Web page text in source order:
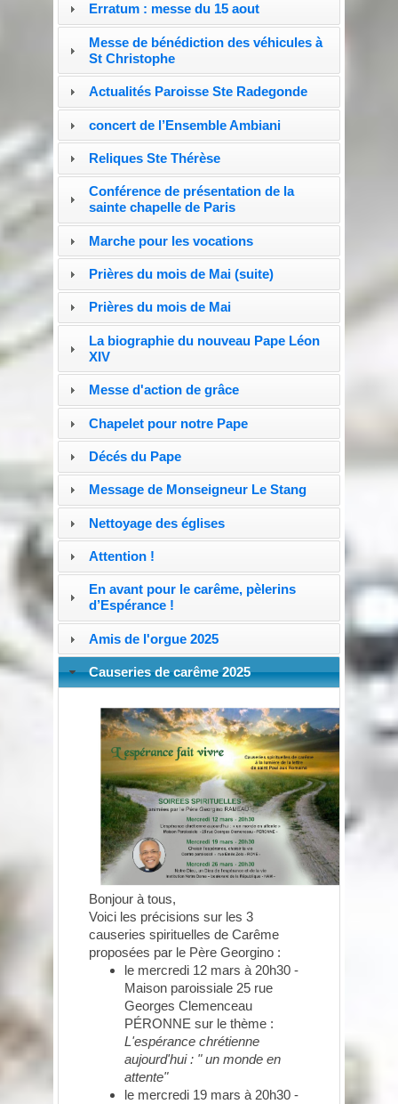
Erratum : messe du 15 aout
Messe de bénédiction des véhicules à
St Christophe
Actualités Paroisse Ste Radegonde
concert de l’Ensemble Ambiani
Reliques Ste Thérèse
Conférence de présentation de la
sainte chapelle de Paris
Marche pour les vocations
Prières du mois de Mai (suite)
Prières du mois de Mai
La biographie du nouveau Pape Léon
XIV
Messe d'action de grâce
Chapelet pour notre Pape
Décés du Pape
Message de Monseigneur Le Stang
Nettoyage des églises
Attention !
En avant pour le carême, pèlerins
d’Espérance !
Amis de l'orgue 2025
Causeries de carême 2025
Bonjour à tous,
Voici les précisions sur les 3
causeries spirituelles de Carême
proposées par le Père Georgino :
le mercredi 12 mars à 20h30 -
Maison paroissiale 25 rue
Georges Clemenceau
PÉRONNE sur le thème :
L'espérance chrétienne
aujourd'hui : " un monde en
attente"
le mercredi 19 mars à 20h30 -